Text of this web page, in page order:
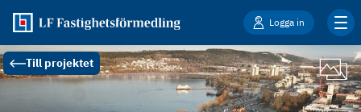
Logga in
Till projektet